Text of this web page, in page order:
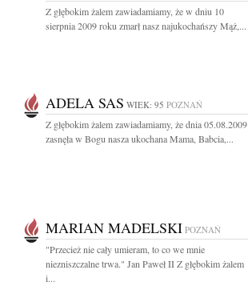
Z głębokim żalem zawiadamiamy, że w dniu 10
sierpnia 2009 roku zmarł nasz najukochańszy Mąż,...
ADELA SAS WIEK: 95 POZNAŃ
Z głębokim żalem zawiadamiamy, że dnia 05.08.2009
zasnęła w Bogu nasza ukochana Mama, Babcia,...
MARIAN MADELSKI POZNAŃ
"Przecież nie cały umieram, to co we mnie
niezniszczalne trwa." Jan Paweł II Z głębokim żalem
i...